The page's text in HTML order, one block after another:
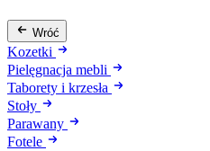
Wróć
Kozetki
Pielęgnacja mebli
Taborety i krzesła
Stoły
Parawany
Fotele